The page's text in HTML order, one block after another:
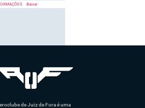
Baixar
de Juiz de Fora é uma